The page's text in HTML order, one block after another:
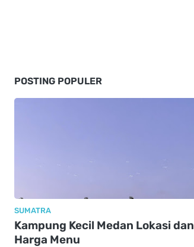
POSTING POPULER
SUMATRA
Kampung Kecil Medan Lokasi dan
Harga Menu